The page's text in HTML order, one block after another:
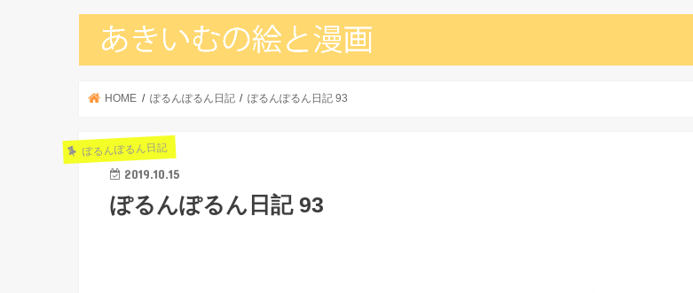
HOME ぽるんぽるん日記 ぽるんぽるん日記 93
ぽるんぽるん日記
2019.10.15
ぽるんぽるん日記 93